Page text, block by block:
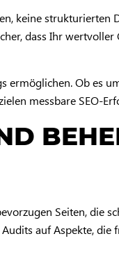
keine strukturierten
dass Ihr wertvoller
ermöglichen. Ob es
messbare SEO-
Seiten, die
auf Aspekte, die